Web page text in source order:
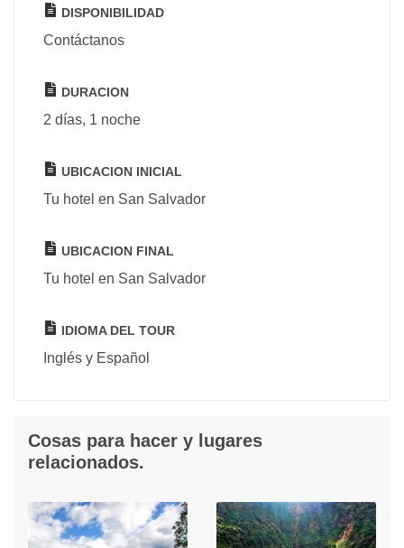
DISPONIBILIDAD
Contáctanos
DURACION
2 días, 1 noche
UBICACION INICIAL
Tu hotel en San Salvador
UBICACION FINAL
Tu hotel en San Salvador
IDIOMA DEL TOUR
Inglés y Español
Cosas para hacer y lugares
relacionados.